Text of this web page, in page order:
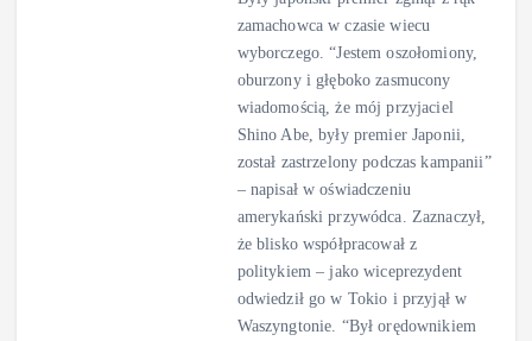
zamachowca w czasie wiecu
wyborczego. “Jestem oszołomiony,
oburzony i głęboko zasmucony
wiadomością, że mój przyjaciel
Shino Abe, były premier Japonii,
został zastrzelony podczas kampanii”
– napisał w oświadczeniu
amerykański przywódca. Zaznaczył,
że blisko współpracował z
politykiem – jako wiceprezydent
odwiedził go w Tokio i przyjął w
Waszyngtonie. “Był orędownikiem